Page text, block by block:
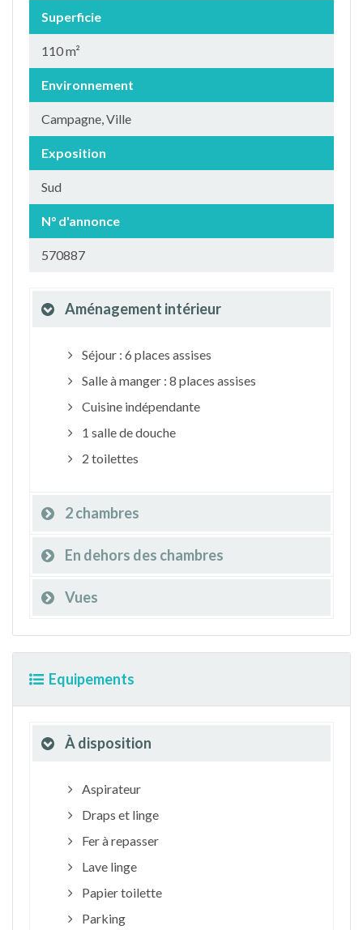
Superficie
110 m²
Environnement
Campagne, Ville
Exposition
Sud
N° d'annonce
570887
Aménagement intérieur
Séjour : 6 places assises
Salle à manger : 8 places assises
Cuisine indépendante
1 salle de douche
2 toilettes
2 chambres
En dehors des chambres
Vues
Equipements
À disposition
Aspirateur
Draps et linge
Fer à repasser
Lave linge
Papier toilette
Parking